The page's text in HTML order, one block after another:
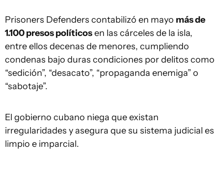
Prisoners Defenders contabilizó en mayo más de
1.100 presos políticosen las cárceles de la isla,
entre ellos decenas de menores, cumpliendo
condenas bajo duras condiciones por delitos como
“sedición”, “desacato”, “propaganda enemiga” o
“sabotaje”.
El gobierno cubano niega que existan
irregularidades y asegura que su sistema judicial es
limpio e imparcial.